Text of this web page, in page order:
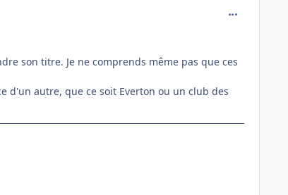
son titre. Je ne comprends même pas que ces
d'un autre, que ce soit Everton ou un club des